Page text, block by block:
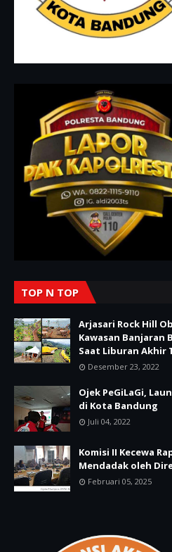
TOP N TOP
Arjasari Rock Hill
Kawasan Banjaran
Saat Liburan Akhir
Desember 23, 2022
Ojek PeGiLaGi,
di Kota Bandung
Juli 04, 2022
Komisi II Kecewa
Mendadak oleh
Februari 05, 2025